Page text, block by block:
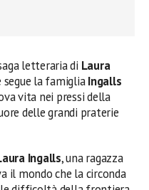
letteraria di Laura
la famigliaIngalls
vita nei pressi della
delle grandi praterie
Ingalls, una ragazza
il mondo che la circonda